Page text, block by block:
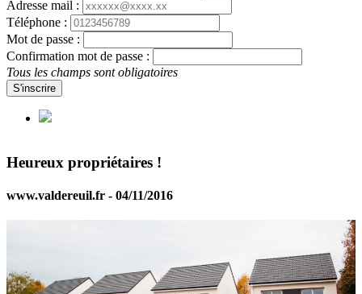
Adresse mail :
Téléphone :
Mot de passe :
Confirmation mot de passe :
Tous les champs sont obligatoires
S'inscrire
Heureux propriétaires !
www.valdereuil.fr - 04/11/2016